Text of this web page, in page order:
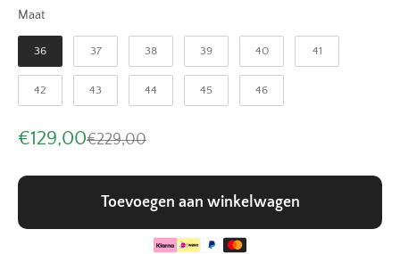
MaatMaat
36 37 38 39 40 41
42 43 44 45 46
Aanbiedingsprijs
€129,00Normale prijs
€229,00
Toevoegen aan winkelwagen